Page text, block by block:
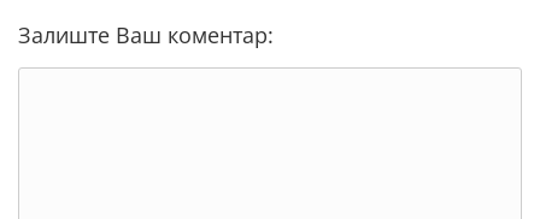
Залиште Ваш коментар: